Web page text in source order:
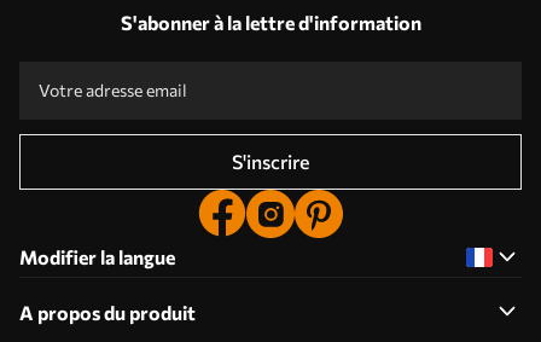
S'abonner à la lettre d'information
S'inscrire
Modifier la langue
A propos du produit